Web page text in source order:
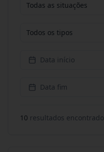
Todas as situações
Todos os tipos
Data início
Data fim
10 resultados encontrado